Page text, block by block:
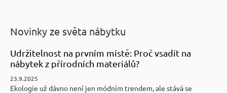
Novinky ze světa nábytku
Udržitelnost na prvním místě: Proč vsadit na
nábytek z přírodních materiálů?
23.9.2025
Ekologie už dávno není jen módním trendem, ale stává se